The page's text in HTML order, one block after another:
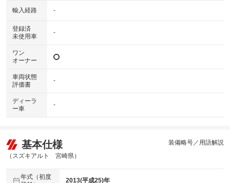
輸入経路 -
登録済
未使用車
-
ワン
オーナー
車両状態
評価書
-
ディーラ
ー車
-
基本仕様
（スズキアルト 宮崎県）
装備略号／用語解説
年式（初度
2013(平成25)年